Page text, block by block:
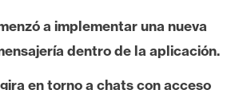
a implementar una nueva
dentro de la aplicación.
en torno a chats con acceso